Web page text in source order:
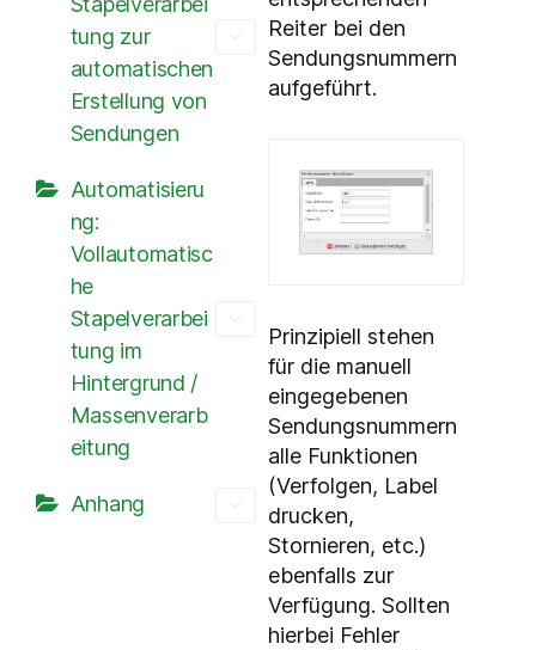
tung zur
automatischen
Erstellung von
Sendungen
Automatisieru
ng:
Vollautomatisc
he
Stapelverarbei
tung im
Hintergrund /
Massenverarb
eitung
Anhang
Reiter bei den
Sendungsnummern
aufgeführt.
Prinzipiell stehen
für die manuell
eingegebenen
Sendungsnummern
alle Funktionen
(Verfolgen, Label
drucken,
Stornieren, etc.)
ebenfalls zur
Verfügung. Sollten
hierbei Fehler